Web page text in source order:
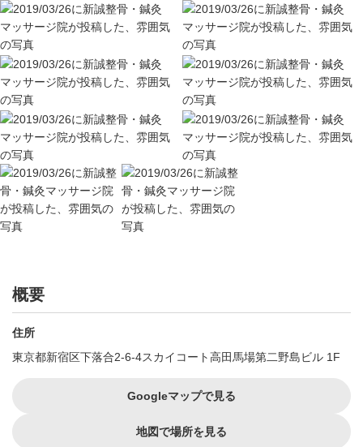
概要
住所
東京都新宿区下落合2-6-4スカイコート高田馬場第二野島ビル 1F
Googleマップで見る
地図で場所を見る